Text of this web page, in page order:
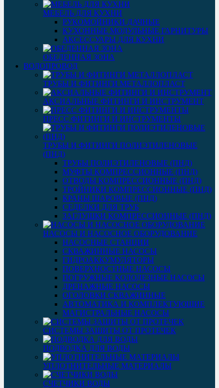
МЕБЕЛЬ ДЛЯ КУХНИ
РУКОМОЙНИКИ ДАЧНЫЕ
КУХОННЫЕ МОДУЛЬНЫЕ ГАРНИТУРЫ
АКСЕССУАРЫ ДЛЯ КУХНИ
ОБЕДЕННАЯ ЗОНА
ВОДОПРОВОД
ТРУБЫ И ФИТИНГИ МЕТАЛЛОПЛАСТ
АКСИАЛЬНЫЕ ФИТИНГИ И ИНСТРУМЕНТ
ПРЕСС ФИТИНГИ И ИНСТРУМЕНТЫ
ТРУБЫ И ФИТИНГИ ПОЛИЭТИЛЕНОВЫЕ
(ПНД)
ТРУБЫ ПОЛИЭТИЛЕНОВЫЕ (ПНД)
МУФТЫ КОМПРЕССИОННЫЕ (ПНД)
ОТВОДЫ КОМПРЕССИОННЫЕ (ПНД)
ТРОЙНИКИ КОМПРЕССИОННЫЕ (ПНД)
КРАНЫ ШАРОВЫЕ (ПНД)
СЕДЕЛКИ ДЛЯ ТРУБ
ЗАГЛУШКИ КОМПРЕССИОННЫЕ (ПНД)
НАСОСЫ И НАСОСНОЕ ОБОРУДОВАНИЕ
НАСОСНЫЕ СТАНЦИИ
СКВАЖИННЫЕ НАСОСЫ
ГИДРОАККУМУЛЯТОРЫ
ПОВЕРХНОСТНЫЕ НАСОСЫ
ПОГРУЖНЫЕ КОЛОДЕЗНЫЕ НАСОСЫ
ДРЕНАЖНЫЕ НАСОСЫ
ОГОЛОВКИ СКВАЖИННЫЕ
АВТОМАТИКА И КОМПЛЕКТУЮЩИЕ
МАГИСТРАЛЬНЫЕ НАСОСЫ
СИСТЕМЫ ЗАЩИТЫ ОТ ПРОТЕЧЕК
ПОДВОДКА ДЛЯ ВОДЫ
УПЛОТНИТЕЛЬНЫЕ МАТЕРИАЛЫ
СЧЕТЧИКИ ВОДЫ